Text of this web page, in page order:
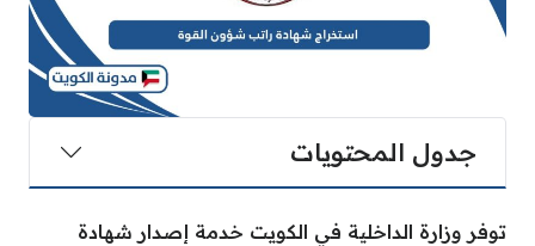
جدول المحتويات
توفر وزارة الداخلية في الكويت خدمة إصدار شهادة